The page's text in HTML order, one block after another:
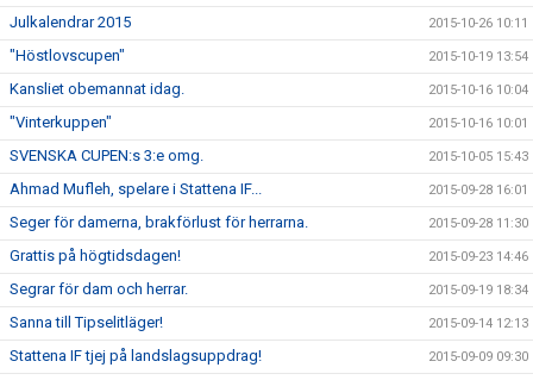
Julkalendrar 2015 2015-10-26 10:11
"Höstlovscupen" 2015-10-19 13:54
Kansliet obemannat idag. 2015-10-16 10:04
"Vinterkuppen" 2015-10-16 10:01
SVENSKA CUPEN:s 3:e omg. 2015-10-05 15:43
Ahmad Mufleh, spelare i Stattena IF... 2015-09-28 16:01
Seger för damerna, brakförlust för herrarna. 2015-09-28 11:30
Grattis på högtidsdagen! 2015-09-23 14:46
Segrar för dam och herrar. 2015-09-19 18:34
Sanna till Tipselitläger! 2015-09-14 12:13
Stattena IF tjej på landslagsuppdrag! 2015-09-09 09:30